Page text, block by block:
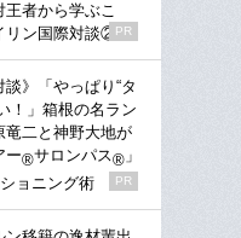
王者から学ぶこ
リン国際対談②》
PR
談》「やっぱり“タ
！」箱根の名ラン
竜二と神野大地が
ー®サロンパス® 」
ョニング術
PR